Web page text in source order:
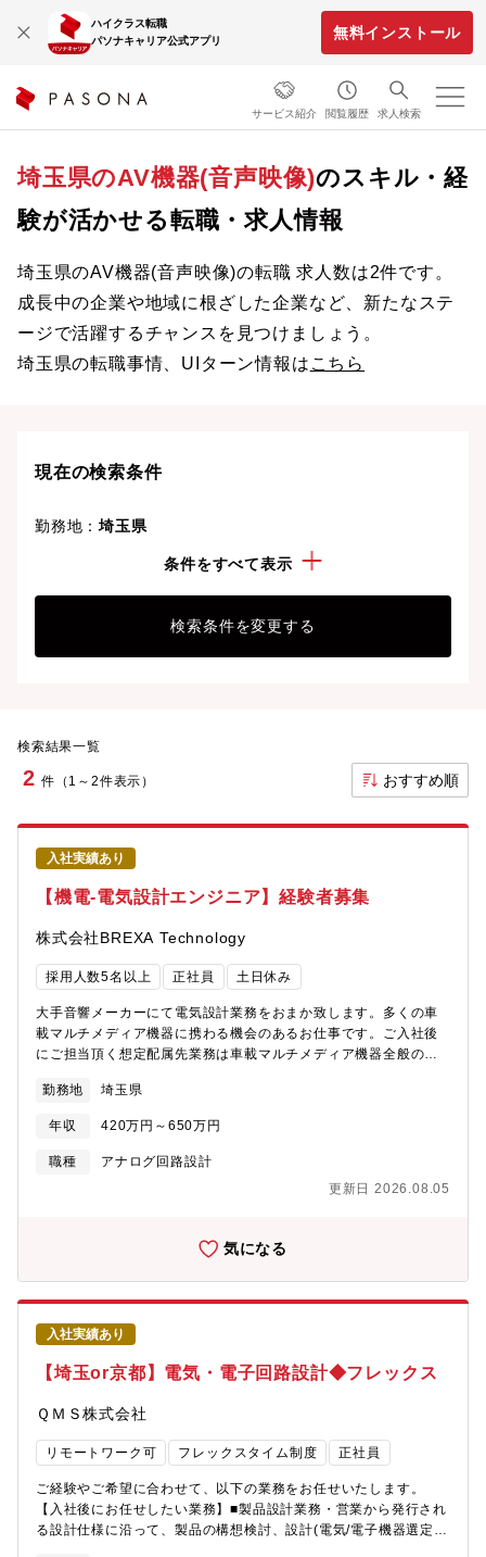
ハイクラス転職
パソナキャリア公式アプリ
無料インストール
サービス紹介 閲覧履歴 求人検索
埼玉県のAV機器(音声映像)のスキル・経
験が活かせる転職・求人情報
埼玉県のAV機器(音声映像)の転職 求人数は2件です。
成長中の企業や地域に根ざした企業など、新たなステ
ージで活躍するチャンスを見つけましょう。
埼玉県の転職事情、UIターン情報は こちら
現在の検索条件
勤務地：埼玉県
AV機器
条件をすべて表示
検索条件を変更する
検索結果一覧
2 件（1～2件表示） おすすめ順
入社実績あり
【機電-電気設計エンジニア】経験者募集
株式会社BREXA Technology
採用人数5名以上 正社員 土日休み
大手音響メーカーにて電気設計業務をおまか致します。多くの車
載マルチメディア機器に携わる機会のあるお仕事です。ご入社後
にご担当頂く想定配属先業務は車載マルチメディア機器全般の電
オ、アンプ、その他車載製品のに関する業務1．部品表、設計変更
などの出図業務2．回路設計、基板設計(CAD描画作業等含む)3．
電源性能評価、通信信号・高速信号の波形評価4．電気系技術課題
の検討・対策5．電気系試験・評価
勤務地 埼玉県
年収 420万円～650万円
職種
アナログ回路設計
更新日 2026.08.05
気になる
入社実績あり
【埼玉or京都】電気・電子回路設計◆フレックス
ＱＭＳ株式会社
リモートワーク可 フレックスタイム制度 正社員
ご経験やご希望に合わせて、以下の業務をお任せいたします。
【入社後にお任せしたい業務】■製品設計業務・営業から発行され
る設計仕様に沿って、製品の構想検討、設計(電気/電子機器選定、